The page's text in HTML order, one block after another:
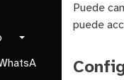
Puede
puede